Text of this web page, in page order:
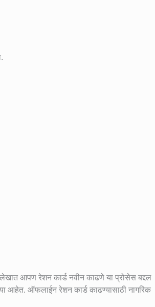
आपण रेशन कार्ड नवीन काढणे या प्रोसेस बद्दल
आहेत. ऑफलाईन रेशन कार्ड काढण्यासाठी नागरिक